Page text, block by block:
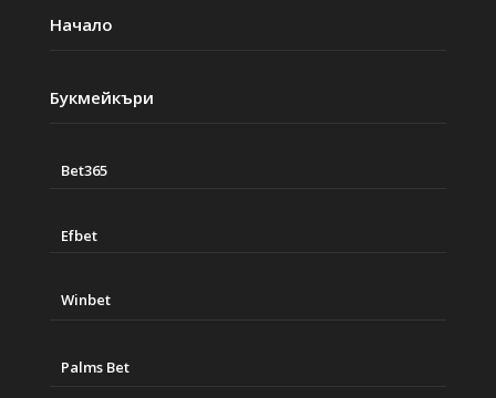
Начало
Букмейкъри
Bet365
Efbet
Winbet
Palms Bet